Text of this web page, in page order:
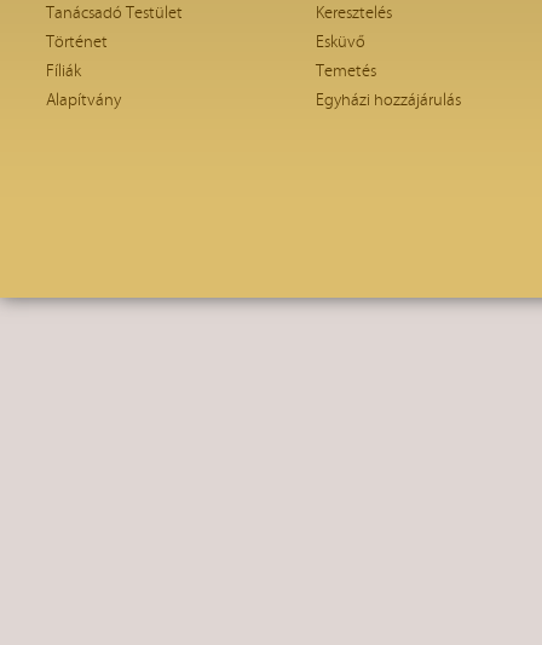
Tanácsadó Testület
Történet
Fíliák
Alapítvány
Keresztelés
Esküvő
Temetés
Egyházi hozzájárulás